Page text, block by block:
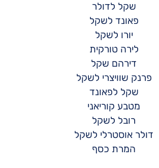
שקל לדולר
פאונד לשקל
יורו לשקל
לירה טורקית
דירהם שקל
פרנק שוויצרי לשקל
שקל לפאונד
מטבע קוריאני
רובל לשקל
דולר אוסטרלי לשקל
המרת כסף